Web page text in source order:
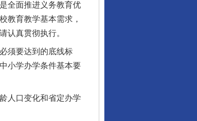
全面推进义务教育优
教育教学基本需求，
认真贯彻执行。
须要达到的底线标
小学办学条件基本要
人口变化和省定办学